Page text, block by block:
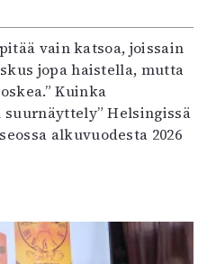
vain katsoa, joissain
jopa haistella, mutta
Kuinka
suurnäyttely” Helsingissä
alkuvuodesta 2026